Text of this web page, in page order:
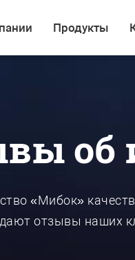
Продукты
об
«Мибок»
отзывы наших